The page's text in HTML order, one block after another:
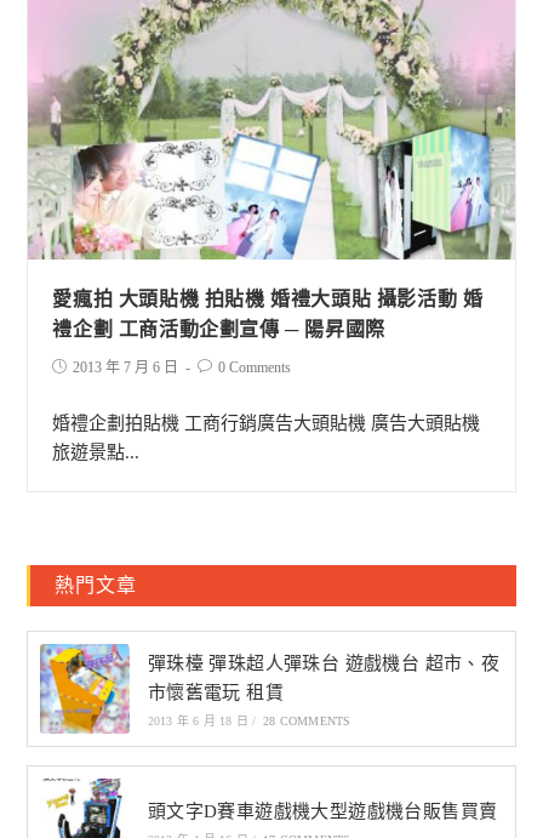
愛瘋拍 大頭貼機 拍貼機 婚禮大頭貼 攝影活動 婚
禮企劃 工商活動企劃宣傳 ─ 陽昇國際
2013 年 7 月 6 日 0 Comments
婚禮企劃拍貼機 工商行銷廣告大頭貼機 廣告大頭貼機
旅遊景點...
熱門文章
彈珠檯 彈珠超人彈珠台 遊戲機台 超市、夜
市懷舊電玩 租賃
2013 年 6 月 18 日 / 28 COMMENTS
頭文字D賽車遊戲機大型遊戲機台販售買賣